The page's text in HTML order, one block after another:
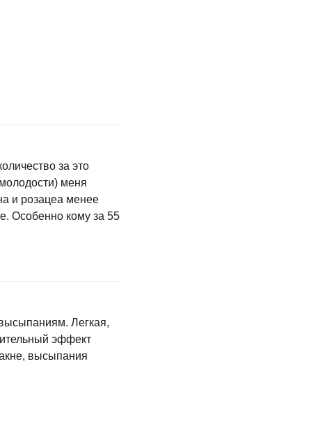
за это
меня
и розацеа менее
Особенно кому за 55
Легкая,
эффект
высыпания